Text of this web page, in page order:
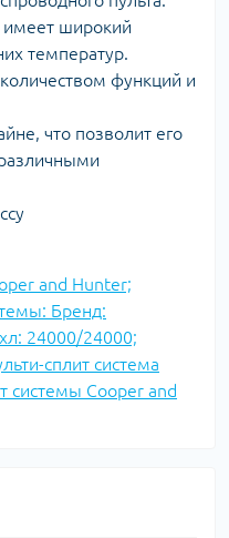
имеет широкий
температур.
функций и
что позволит его
and Hunter;
Бренд:
24000/24000;
сплит система
системы Cooper and